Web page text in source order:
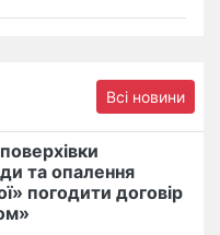
Всі новини
та опалення
погодити договір